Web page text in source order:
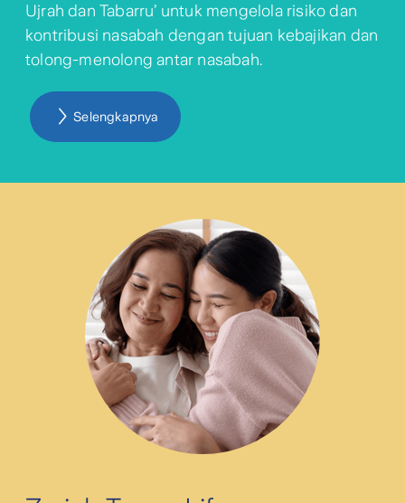
Ujrah dan Tabarru’ untuk mengelola risiko dan
kontribusi nasabah dengan tujuan kebajikan dan
tolong-menolong antar nasabah.
Selengkapnya